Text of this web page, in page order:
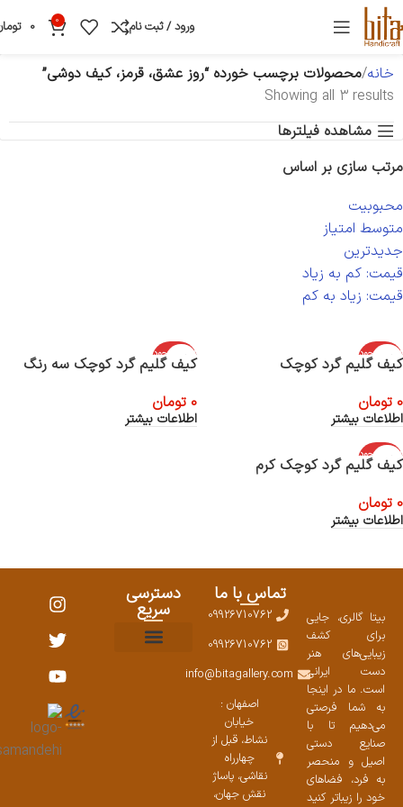
ورود / ثبت نام 0
0
خانه محصولات برچسب خورده “روز عشق، قرمز، کیف دوشی”
Showing all 3 results
مشاهده فیلترها
مرتب سازی بر اساس
محبوبیت
متوسط امتیاز
جدیدترین
قیمت: کم به زیاد
قیمت: زیاد به کم
اتمام موجود
ی
کیف گلیم گرد کوچک
0 تومان
اطلاعات بیشتر
اتمام موجود
ی
کیف گلیم گرد کوچک سه رنگ
0 تومان
اطلاعات بیشتر
اتمام موجود
ی
کیف گلیم گرد کوچک کرم
0 تومان
اطلاعات بیشتر
بیتا گالری، جایی
برای کشف
زیبایی‌های هنر
دست ایرانی
است. ما در اینجا
به شما فرصتی
می‌دهیم تا با
صنایع دستی
اصیل و منحصر
به فرد، فضاهای
خود را زیباتر کنید
تماس با ما
09926710762
09926710762
info@bitagallery.com
اصفهان :
خیابان
نشاط، قبل از
چهارراه
نقاشی، پاساژ
نقش جهان،
دسترسی
سریع